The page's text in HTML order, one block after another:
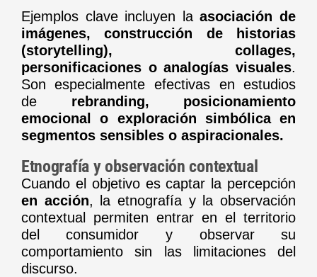
Ejemplos clave incluyen laasociación de
imágenes, construcción de historias
(storytelling), collages,
personificaciones o analogías visuales.
Son especialmente efectivas en estudios
de rebranding, posicionamiento
emocional o exploración simbólica en
segmentos sensibles o aspiracionales.
Etnografía y observación contextual
Cuando el objetivo es captar la percepción
en acción, la etnografía y la observación
contextual permiten entrar en el territorio
del consumidor y observar su
comportamiento sin las limitaciones del
discurso.